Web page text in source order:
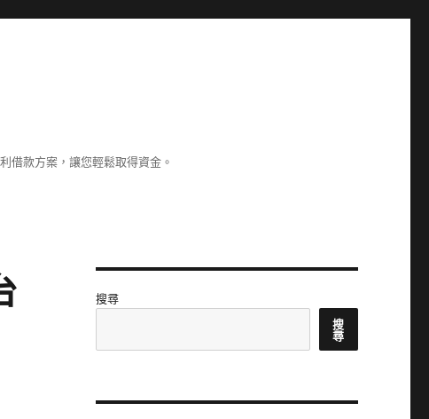
借款方案，讓您輕鬆取得資金。
搜尋
搜
尋